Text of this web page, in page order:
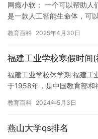
网瘾小软： 一个可以帮助人
是一款人工智能生命体，可
迷…
教育百科 2025年4月30日
福建工业学校寒假时间
福建工业学校休学期 福建工
于1958年，是中国教育部和
教育百科 2024年5月3日
燕山大学qs排名